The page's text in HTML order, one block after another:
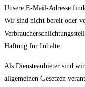
Unsere E-Mail-Adresse
Wir sind nicht bereit oder
Haftung für Inhalte
Als Diensteanbieter sind
allgemeinen Gesetzen